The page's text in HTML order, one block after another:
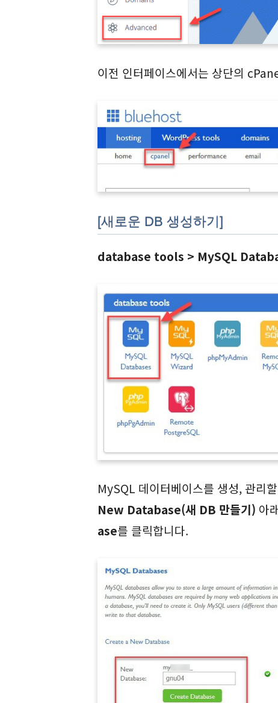
이전 인터페이스에서는 상단의
[새로운 DB 생성하기]
database tools > MySQL
MySQL 데이터베이스를 생성, 관리
New Database(새 DB 만들기) 아
ase를 클릭합니다.